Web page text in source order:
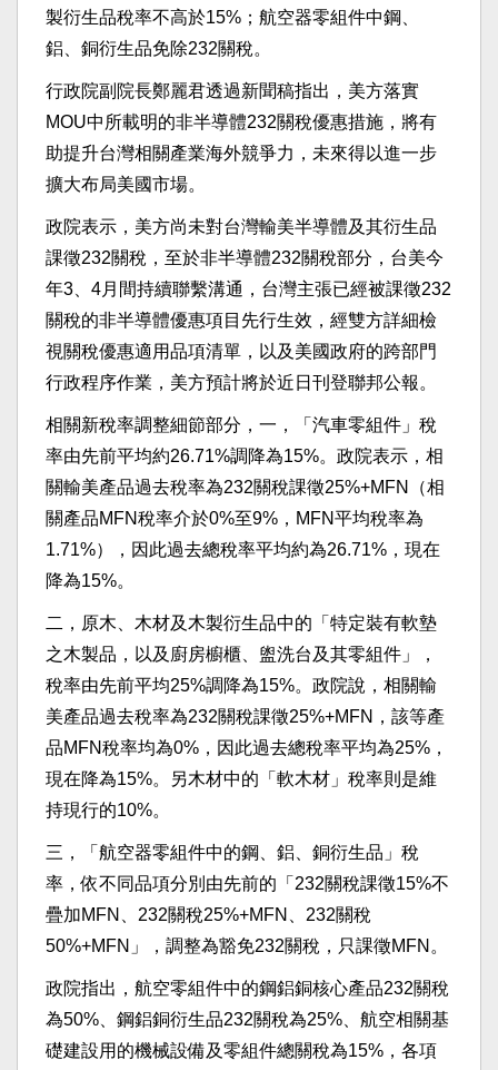
製衍生品稅率不高於15%；航空器零組件中鋼、
鋁、銅衍生品免除232關稅。
行政院副院長鄭麗君透過新聞稿指出，美方落實
MOU中所載明的非半導體232關稅優惠措施，將有
助提升台灣相關產業海外競爭力，未來得以進一步
擴大布局美國市場。
政院表示，美方尚未對台灣輸美半導體及其衍生品
課徵232關稅，至於非半導體232關稅部分，台美今
年3、4月間持續聯繫溝通，台灣主張已經被課徵232
關稅的非半導體優惠項目先行生效，經雙方詳細檢
視關稅優惠適用品項清單，以及美國政府的跨部門
行政程序作業，美方預計將於近日刊登聯邦公報。
相關新稅率調整細節部分，一，「汽車零組件」稅
率由先前平均約26.71%調降為15%。政院表示，相
關輸美產品過去稅率為232關稅課徵25%+MFN（相
關產品MFN稅率介於0%至9%，MFN平均稅率為
1.71%），因此過去總稅率平均約為26.71%，現在
降為15%。
二，原木、木材及木製衍生品中的「特定裝有軟墊
之木製品，以及廚房櫥櫃、盥洗台及其零組件」，
稅率由先前平均25%調降為15%。政院說，相關輸
美產品過去稅率為232關稅課徵25%+MFN，該等產
品MFN稅率均為0%，因此過去總稅率平均為25%，
現在降為15%。另木材中的「軟木材」稅率則是維
持現行的10%。
三，「航空器零組件中的鋼、鋁、銅衍生品」稅
率，依不同品項分別由先前的「232關稅課徵15%不
疊加MFN、232關稅25%+MFN、232關稅
50%+MFN」，調整為豁免232關稅，只課徵MFN。
政院指出，航空零組件中的鋼鋁銅核心產品232關稅
為50%、鋼鋁銅衍生品232關稅為25%、航空相關基
礎建設用的機械設備及零組件總關稅為15%，各項